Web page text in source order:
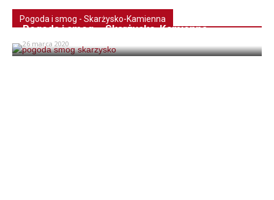
Pogoda i smog - Skarżysko-Kamienna
Pogoda i smog – Skarżysko-Kamienna
26 marca 2020